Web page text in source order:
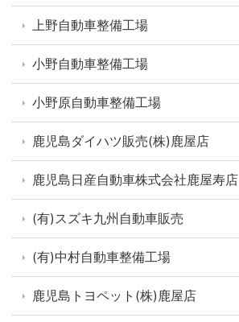
上野自動車整備工場
小野自動車整備工場
小野原自動車整備工場
鹿児島ダイハツ販売(株)鹿屋店
鹿児島日産自動車株式会社鹿屋寿店
(有)スズキ九州自動車販売
(有)中村自動車整備工場
鹿児島トヨペット(株)鹿屋店